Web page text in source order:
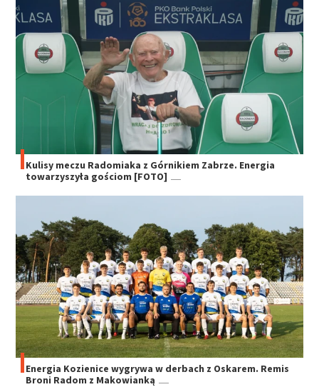
Kulisy meczu Radomiaka z Górnikiem Zabrze. Energia
towarzyszyła gościom [FOTO]
Energia Kozienice wygrywa w derbach z Oskarem. Remis
Broni Radom z Makowianką